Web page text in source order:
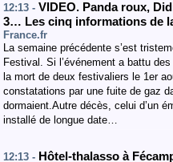
12:13 - VIDEO. Panda roux,
3… Les cinq informations de
France.fr
La semaine précédente s’est
Festival. Si l’événement a battu
la mort de deux festivaliers le 1er
constatations par une fuite de gaz
dormaient.Autre décès, celui d’un
installé de longue date…
12:13 - Hôtel-thalasso à